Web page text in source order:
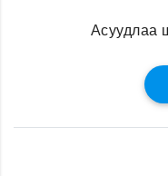
Асуудлаа